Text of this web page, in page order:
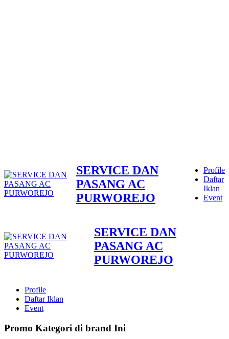
SERVICE DAN
PASANG AC
PURWOREJO
Profile
Daftar
Iklan
Event
SERVICE DAN
PASANG AC
PURWOREJO
Profile
Daftar Iklan
Event
Promo Kategori di brand Ini